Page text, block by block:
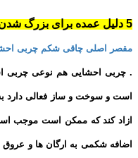
5 دلیل عمده برای بزرگ شدن شکم تان
مقصر اصلی چاقی شکم چربی
. چربی احشایی هم نوعی چربی
است و سوخت و ساز فعالی دارد به
ازاد کند که ممکن است موجب
اضافه شکمی به ارگان ها و عروق